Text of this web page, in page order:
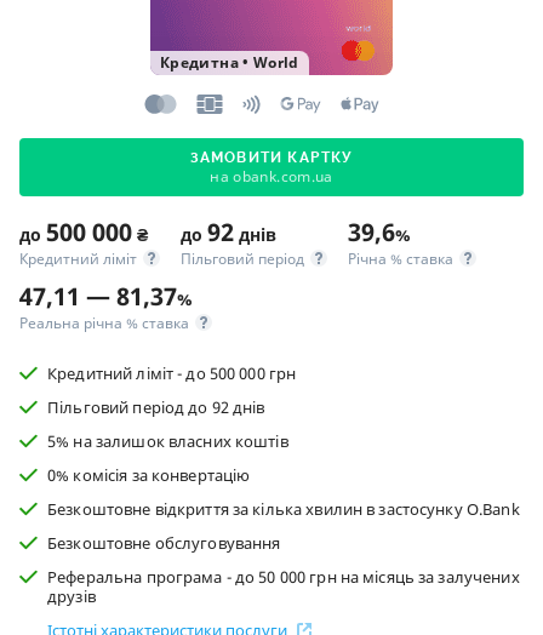
Кредитна• World
ЗАМОВИТИ КАРТКУ
на obank.com.ua
до 500 000 ₴
Кредитний ліміт
до 92 днів
Пільговий період
39,6%
Річна % ставка
47,11 — 81,37%
Реальна річна % ставка
Кредитний ліміт - до 500 000 грн
Пільговий період до 92 днів
5% на залишок власних коштів
0% комісія за конвертацію
Безкоштовне відкриття за кілька хвилин в застосунку O.Bank
Безкоштовне обслуговування
Реферальна програма - до 50 000 грн на місяць за залучених
друзів
Істотні характеристики послуги